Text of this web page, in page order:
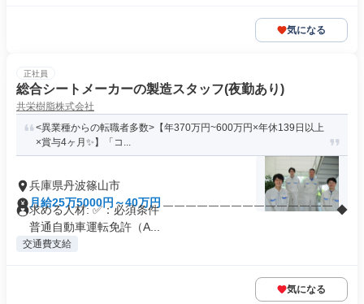
気になる
正社員
総合シートメーカーの製造スタッフ(夜勤あり)
共栄樹脂株式会社
<異業種からの転職者多数>【年370万円~600万円×年休139日以上
×賞与4ヶ月✨】「コ...
兵庫県丹波篠山市
月給25万5000円～40万円
求める人材: ✅：必須条件 ￣￣￣￣￣￣￣￣￣￣￣￣￣￣￣ ◆
普通自動車運転免許（A...
交通費支給
気になる